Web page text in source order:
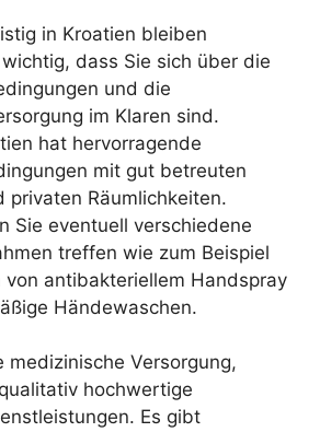
in Kroatien bleiben
dass Sie sich über die
und die
im Klaren sind.
hat hervorragende
mit gut betreuten
privaten Räumlichkeiten.
Sie eventuell verschiedene
treffen wie zum Beispiel
von antibakteriellem Handspray
Händewaschen.
medizinische Versorgung,
hochwertige
Es gibt